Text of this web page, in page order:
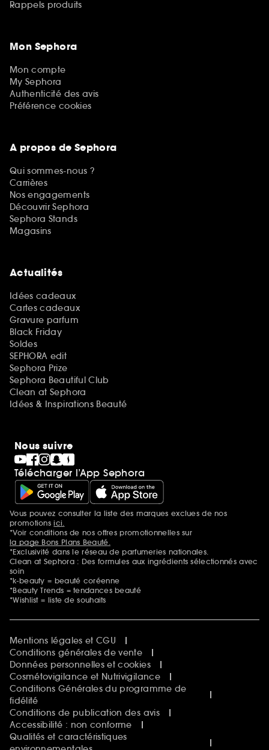
Rappels produits
Mon Sephora
Mon compte
My Sephora
Authenticité des avis
Préférence cookies
A propos de Sephora
Qui sommes-nous ?
Carrières
Nos engagements
Découvrir Sephora
Sephora Stands
Magasins
Actualités
Idées cadeaux
Cartes cadeaux
Gravure parfum
Black Friday
Soldes
SEPHORA edit
Sephora Prize
Sephora Beautiful Club
Clean at Sephora
Idées & Inspirations Beauté
Nous suivre
Télécharger l’App Sephora
Mentions additionnelles
Vous pouvez consulter la liste des marques exclues de nos
promotionsici.
*Voir conditions de nos offres promotionnelles sur
la page Bons Plans Beauté.
*Exclusivité dans le réseau de parfumeries nationales.
Clean at Sephora : Des formules aux ingrédients sélectionnés avec
soin
*k-beauty = beauté coréenne
*Beauty Trends = tendances beauté
*Wishlist = liste de souhaits
Mentions légales et CGU
Conditions générales de vente
Données personnelles et cookies
Cosmétovigilance et Nutrivigilance
Conditions Générales du programme de
fidélité
Conditions de publication des avis
Accessibilité : non conforme
Qualités et caractéristiques